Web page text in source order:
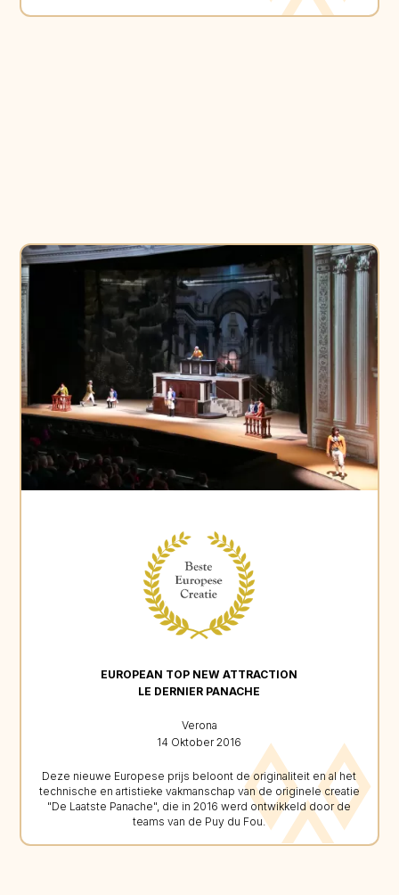
EUROPEAN TOP NEW ATTRACTION
LE DERNIER PANACHE
Verona
14 Oktober 2016
Deze nieuwe Europese prijs beloont de originaliteit en al het
technische en artistieke vakmanschap van de originele creatie
"De Laatste Panache", die in 2016 werd ontwikkeld door de
teams van de Puy du Fou.